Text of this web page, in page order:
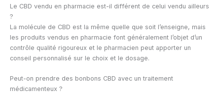
Le CBD vendu en pharmacie est-il différent de celui vendu ailleurs
?
La molécule de CBD est la même quelle que soit l’enseigne, mais
les produits vendus en pharmacie font généralement l’objet d’un
contrôle qualité rigoureux et le pharmacien peut apporter un
conseil personnalisé sur le choix et le dosage.
Peut-on prendre des bonbons CBD avec un traitement
médicamenteux ?